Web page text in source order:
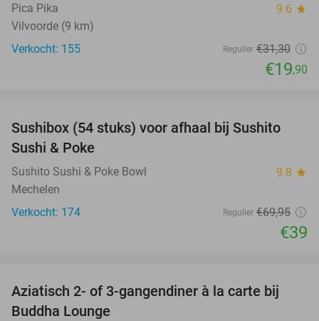
Pica Pika 9.6 star
Vilvoorde (9 km)
Verkocht: 155
Regulier €31,30
€19,90
44%
Sushibox (54 stuks) voor afhaal bij Sushito
Sushi & Poke
Sushito Sushi & Poke Bowl 9.8 star
Mechelen
Verkocht: 174
Regulier €69,95
€39
31%
Aziatisch 2- of 3-gangendiner à la carte bij
Buddha Lounge